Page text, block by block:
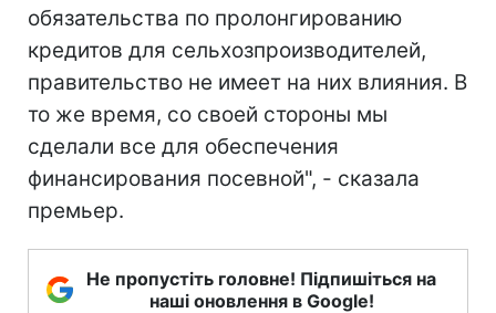
обязательства по пролонгированию
кредитов для сельхозпроизводителей,
правительство не имеет на них влияния. В
то же время, со своей стороны мы
сделали все для обеспечения
финансирования посевной", - сказала
премьер.
Не пропустіть головне! Підпишіться на
наші оновлення в Google!